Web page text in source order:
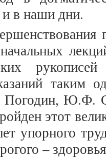
и в наши дни.
таким
Погодин, Ю.Ф.
этот
упорного
–